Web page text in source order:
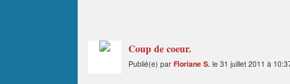
Coup de coeur.
Publié(e) par Floriane S. le 31 juillet 2011 à